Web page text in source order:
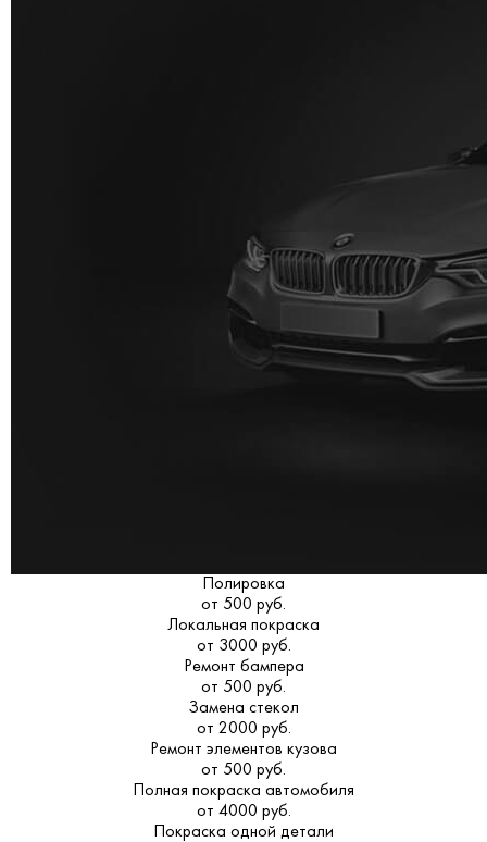
Полировка
от 500 руб.
Локальная покраска
от 3000 руб.
Ремонт бампера
от 500 руб.
Замена стекол
от 2000 руб.
Ремонт элементов кузова
от 500 руб.
Полная покраска автомобиля
от 4000 руб.
Покраска одной детали